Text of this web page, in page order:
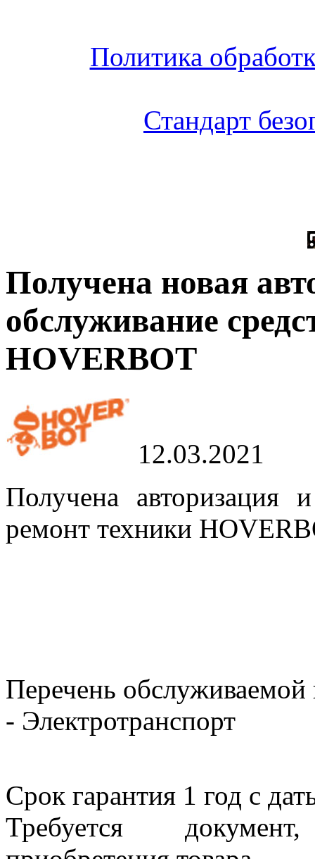
Политика
Стандарт
Получена новая
обслуживание
HOVERBOT
12.03.2021
Получена авторизация
ремонт техники
Перечень
- Электротранспорт
Срок гарантия 1 год с
Требуется